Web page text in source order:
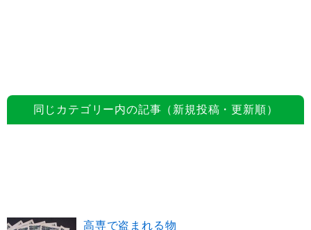
同じカテゴリー内の記事（新規投稿・更新順）
高専で盗まれる物